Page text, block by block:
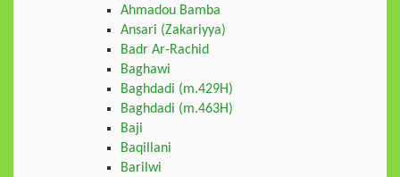
Ahmadou Bamba
Ansari (Zakariyya)
Badr Ar-Rachid
Baghawi
Baghdadi (m.429H)
Baghdadi (m.463H)
Baji
Baqillani
Barilwi